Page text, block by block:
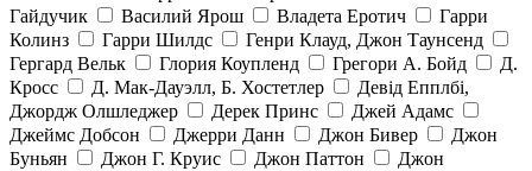
Гайдучик
Василий Ярош Владета Еротич
Гарри
Колинз
Гарри Шилдс
Генри Клауд, Джон Таунсенд
Гергард Вельк
Глория Коупленд Грегори А. Бойд
Д.
Кросс
Д. Мак-Дауэлл, Б. Хостетлер
Девід Епплбі,
Джордж Олшледжер
Дерек Принс
Джей Адамс
Джеймс Добсон
Джерри Данн Джон Бивер
Джон
Буньян
Джон Г. Круис Джон Паттон
Джон